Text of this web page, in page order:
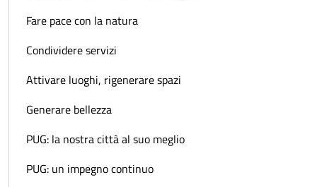
Fare pace con la natura
Condividere servizi
Attivare luoghi, rigenerare spazi
Generare bellezza
PUG: la nostra città al suo meglio
PUG: un impegno continuo